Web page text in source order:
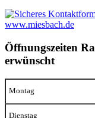
www.miesbach.de
Öffnungszeiten
erwünscht
Montag
Dienstag